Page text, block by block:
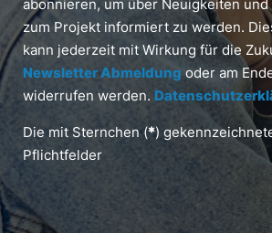
abonnieren, um über Neuigkeiten
zum Projekt informiert zu werden.
kann jederzeit mit Wirkung für die
Newsletter Abmeldung oder am
widerrufen werden.
Die mit Sternchen (*)
Pflichtfelder